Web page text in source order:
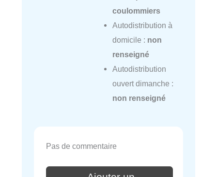
coulommiers
Autodistribution à
domicile : non
renseigné
Autodistribution
ouvert dimanche :
non renseigné
Pas de commentaire